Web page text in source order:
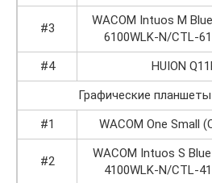
#3
WACOM Intuos M
6100WLK-N/CTL-
#4
HUION
Графические
#1
WACOM One Small
#2
WACOM Intuos S
4100WLK-N/CTL-